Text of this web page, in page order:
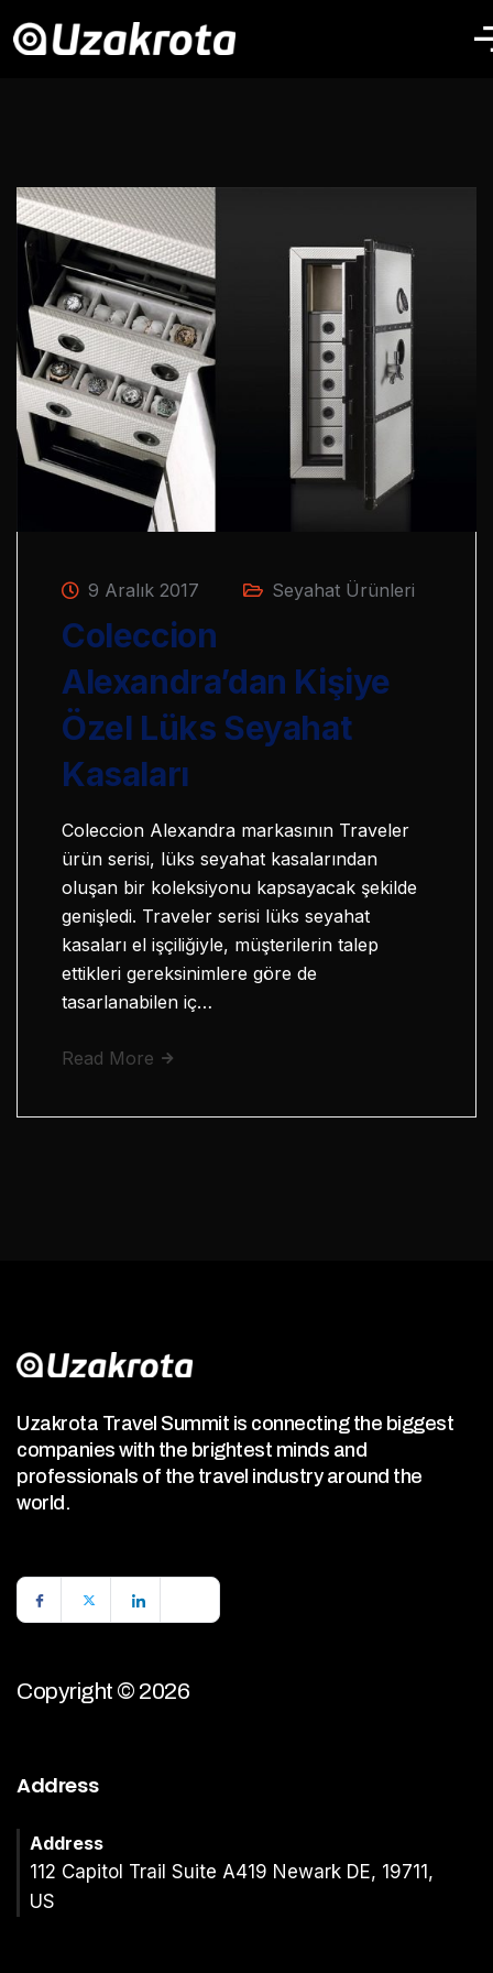
9 Aralık 2017 Seyahat Ürünleri
Coleccion
Alexandra’dan Kişiye
Özel Lüks Seyahat
Kasaları
Coleccion Alexandra markasının Traveler
ürün serisi, lüks seyahat kasalarından
oluşan bir koleksiyonu kapsayacak şekilde
genişledi. Traveler serisi lüks seyahat
kasaları el işçiliğiyle, müşterilerin talep
ettikleri gereksinimlere göre de
tasarlanabilen iç…
Read More
Uzakrota Travel Summit is connecting the biggest
companies with the brightest minds and
professionals of the travel industry around the
world.
Copyright © 2026
Address
Address
112 Capitol Trail Suite A419 Newark DE, 19711,
US